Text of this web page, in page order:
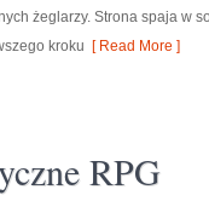
żeglarzy. Strona spaja w
kroku [ Read More ]
RPG